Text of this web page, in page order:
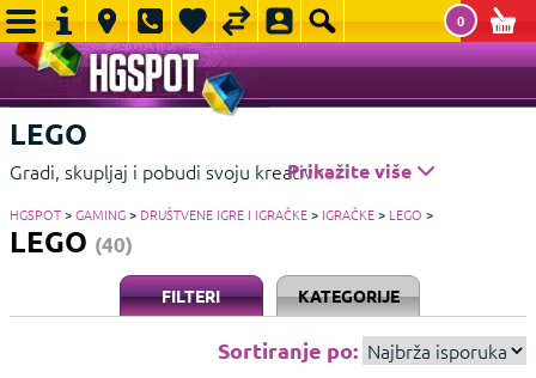
0
LEGO
Gradi, skupljaj i pobudi svoju kreativnost uz LEGO setove po
Prikažite više
HGSPOT>GAMING> DRUŠTVENE IGRE I IGRAČKE> IGRAČKE> LEGO >
LEGO (40)
FILTERI KATEGORIJE
Sortiranje po: